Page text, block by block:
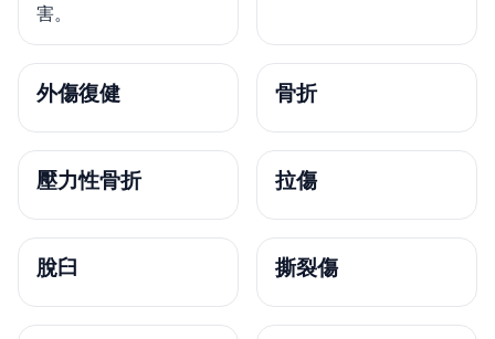
害。
外傷復健 骨折
壓力性骨折 拉傷
脫臼 撕裂傷